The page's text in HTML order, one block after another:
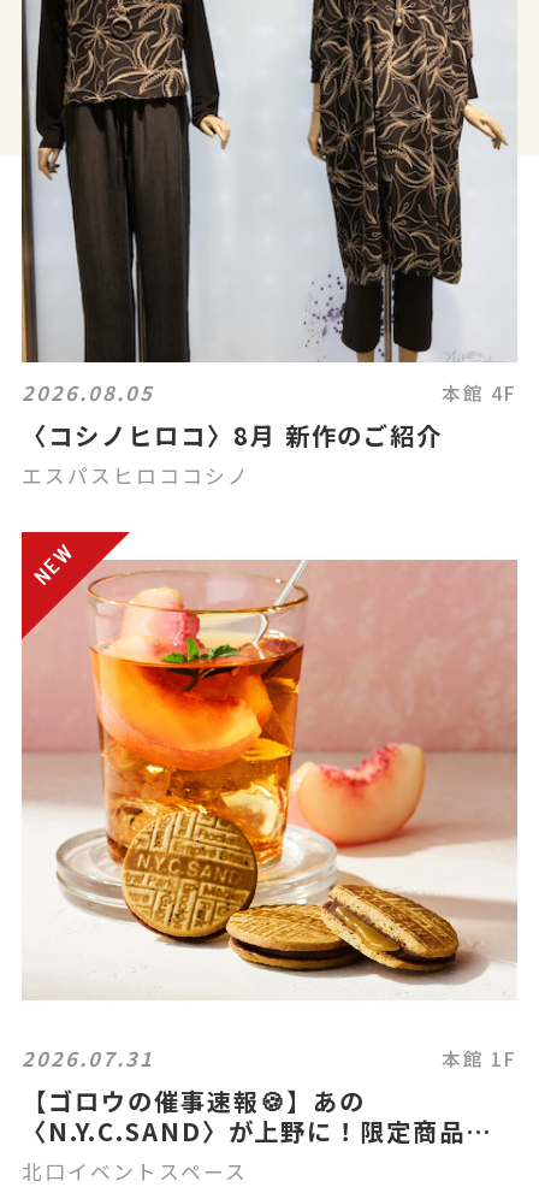
2026.08.05 本館 4F
〈コシノヒロコ〉8月 新作のご紹介
エスパスヒロココシノ
2026.07.31 本館 1F
【ゴロウの催事速報🍪】あの
〈N.Y.C.SAND〉が上野に！限定商品も
登場？！🍑☕
北口イベントスペース